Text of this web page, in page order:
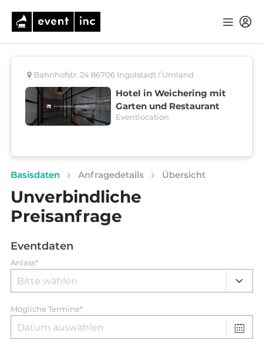
Bahnhofstr. 24 86706 Ingolstadt / Umland
Hotel in Weichering mit
Garten und Restaurant
Eventlocation
Basisdaten Anfragedetails Übersicht
Unverbindliche
Preisanfrage
Eventdaten
Anlass*
Mögliche Termine*